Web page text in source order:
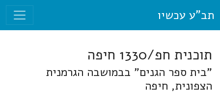
תב"ע עכשיו
תוכנית חפ/1330 חיפה
"בית ספר הגנים" בבמושבה הגרמנית
הצפונית, חיפה